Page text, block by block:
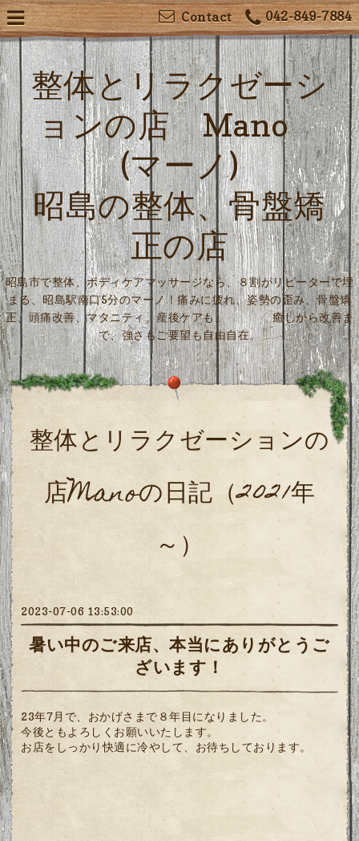
042-849-7884
Contact
整体とリラクゼーシ
ョンの店 Mano
(マーノ)
昭島の整体、骨盤矯
正の店
昭島市で整体、ボディケアマッサージなら、８割がリピーターで埋
まる、昭島駅南口5分のマーノ！痛みに疲れ、姿勢の歪み、骨盤矯
正、頭痛改善、マタニティ、産後ケアも。 癒しから改善ま
で、強さもご要望も自由自在。
整体とリラクゼーションの
店Manoの日記（2021年
～）
2023-07-06 13:53:00
暑い中のご来店、本当にありがとうご
ざいます！
23年7月で、おかげさまで８年目になりました。
今後ともよろしくお願いいたします。
お店をしっかり快適に冷やして、お待ちしております。